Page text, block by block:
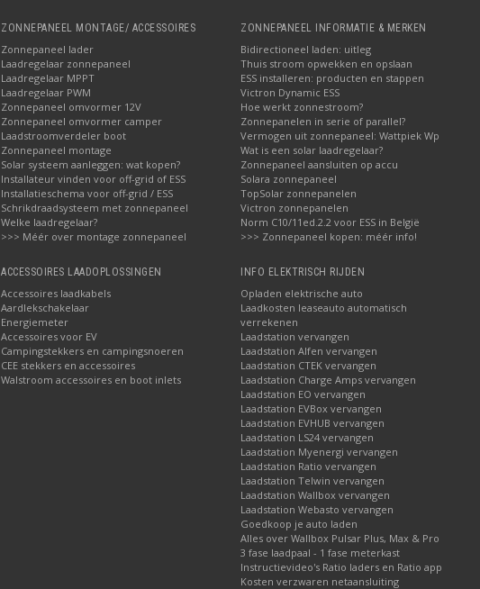
ZONNEPANEEL MONTAGE/ ACCESSOIRES
Zonnepaneel lader
Laadregelaar zonnepaneel
Laadregelaar MPPT
Laadregelaar PWM
Zonnepaneel omvormer 12V
Zonnepaneel omvormer camper
Laadstroomverdeler boot
Zonnepaneel montage
Solar systeem aanleggen: wat kopen?
Installateur vinden voor off-grid of ESS
Installatieschema voor off-grid / ESS
Schrikdraadsysteem met zonnepaneel
Welke laadregelaar?
>>> Méér over montage zonnepaneel
ZONNEPANEEL INFORMATIE & MERKEN
Bidirectioneel laden: uitleg
Thuis stroom opwekken en opslaan
ESS installeren: producten en stappen
Victron Dynamic ESS
Hoe werkt zonnestroom?
Zonnepanelen in serie of parallel?
Vermogen uit zonnepaneel: Wattpiek Wp
Wat is een solar laadregelaar?
Zonnepaneel aansluiten op accu
Solara zonnepaneel
TopSolar zonnepanelen
Victron zonnepanelen
Norm C10/11ed.2.2 voor ESS in België
>>> Zonnepaneel kopen: méér info!
ACCESSOIRES LAADOPLOSSINGEN
Accessoires laadkabels
Aardlekschakelaar
Energiemeter
Accessoires voor EV
Campingstekkers en campingsnoeren
CEE stekkers en accessoires
Walstroom accessoires en boot inlets
INFO ELEKTRISCH RIJDEN
Opladen elektrische auto
Laadkosten leaseauto automatisch
verrekenen
Laadstation vervangen
Laadstation Alfen vervangen
Laadstation CTEK vervangen
Laadstation Charge Amps vervangen
Laadstation EO vervangen
Laadstation EVBox vervangen
Laadstation EVHUB vervangen
Laadstation LS24 vervangen
Laadstation Myenergi vervangen
Laadstation Ratio vervangen
Laadstation Telwin vervangen
Laadstation Wallbox vervangen
Laadstation Webasto vervangen
Goedkoop je auto laden
Alles over Wallbox Pulsar Plus, Max & Pro
3 fase laadpaal - 1 fase meterkast
Instructievideo's Ratio laders en Ratio app
Kosten verzwaren netaansluiting